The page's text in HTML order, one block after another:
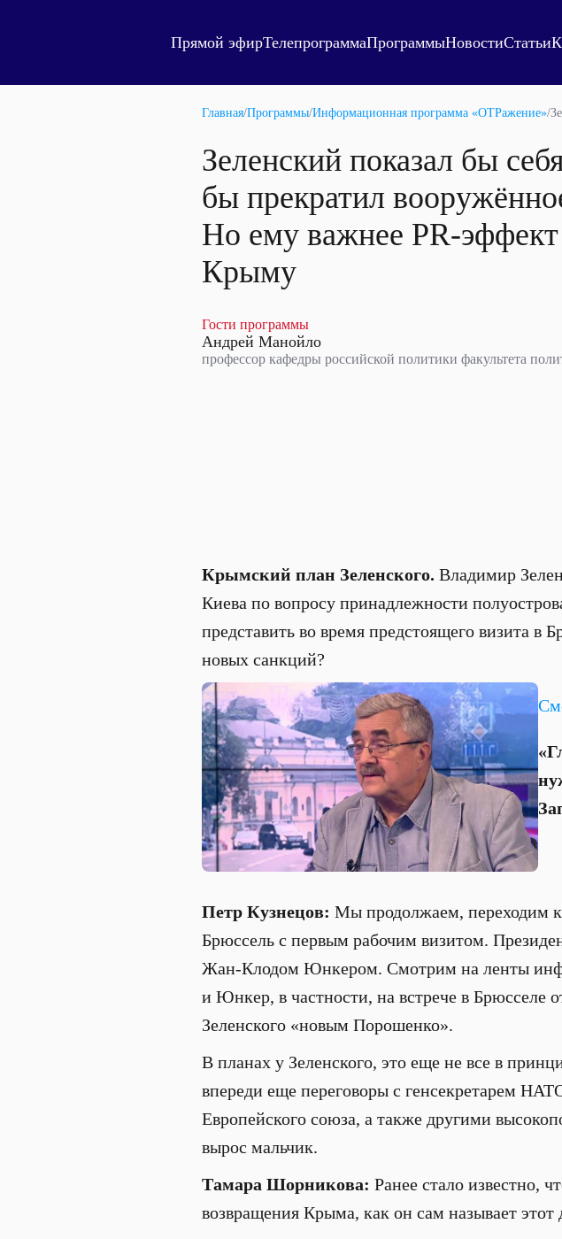
Прямой эфирТелепрограммаПрограммыНовостиСтатьи
Главная/Программы/Информационная программа «ОТРажение»/
Зеленский показал бы
бы прекратил
Но ему важнее PR-
Крыму
Гости программы
Андрей Манойло
профессор кафедры российской политики факультета
Крымский план Зеленского. Владимир
Киева по вопросу принадлежности
представить во время предстоящего визита в
новых санкций?
Петр Кузнецов: Мы продолжаем, переходим
Брюссель с первым рабочим визитом.
Жан-Клодом Юнкером. Смотрим на ленты
и Юнкер, в частности, на встрече в
Зеленского «новым Порошенко».
В планах у Зеленского, это еще не все в
впереди еще переговоры с генсекретарем
Европейского союза, а также другими
вырос мальчик.
Тамара Шорникова: Ранее стало известно,
возвращения Крыма, как он сам называет